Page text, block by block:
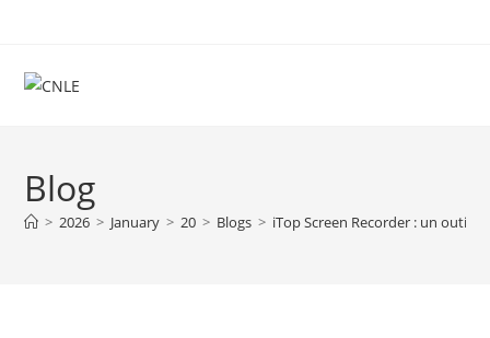
content
Blog
> 2026 > January > 20 > Blogs > iTop Screen Recorder : un outil